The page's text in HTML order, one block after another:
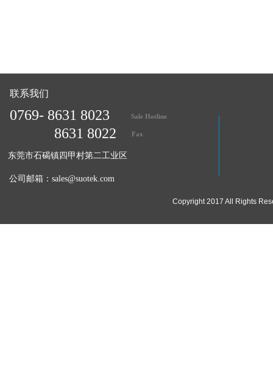
联系我们
0769- 8631 8023 Sale Hotline
8631 8022 Fax
东莞市石碣镇四甲村第二工业区
公司邮箱： sales@suotek.com
Copyright 2017 All Rights